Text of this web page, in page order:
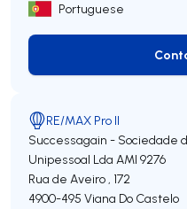
Portuguese
RE/MAX Pro II
Successagain - Sociedade
Unipessoal Lda AMI 9276
Rua de Aveiro , 172
4900-495 Viana Do Castelo